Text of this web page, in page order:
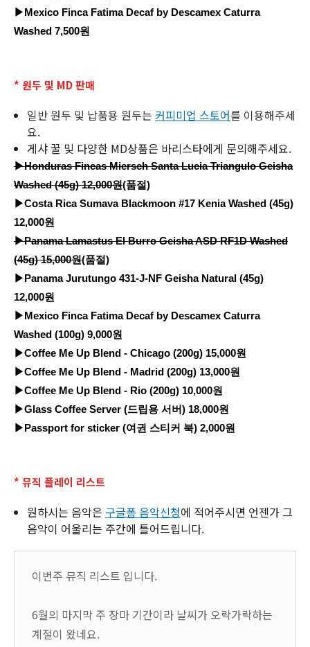
▶Mexico Finca Fatima Decaf by Descamex Caturra
Washed 7,500원
* 원두 및 MD 판매
일반 원두 및 납품용 원두는 커피미업 스토어를 이용해주세
요.
게샤 꿀 및 다양한 MD상품은 바리스타에게 문의해주세요.
▶Honduras Fincas Miersch Santa Lucia Triangulo Geisha
Washed (45g) 12,000원(품절)
▶Costa Rica Sumava Blackmoon #17 Kenia Washed (45g)
12,000원
▶Panama Lamastus El Burro Geisha ASD RF1D Washed
(45g) 15,000원(품절)
▶Panama Jurutungo 431-J-NF Geisha Natural (45g)
12,000원
▶Mexico Finca Fatima Decaf by Descamex Caturra
Washed (100g) 9,000원
▶Coffee Me Up Blend - Chicago (200g) 15,000원
▶Coffee Me Up Blend - Madrid (200g) 13,000원
▶Coffee Me Up Blend - Rio (200g) 10,000원
▶Glass Coffee Server (드립용 서버) 18,000원
▶Passport for sticker (여권 스티커 북) 2,000원
* 뮤직 플레이 리스트
원하시는 음악은 구글폼 음악신청에 적어주시면 언젠가 그
음악이 어울리는 주간에 틀어드립니다.
이번주 뮤직 리스트 입니다.
6월의 마지막 주 장마 기간이라 날씨가 오락가락하는
계절이 왔네요.